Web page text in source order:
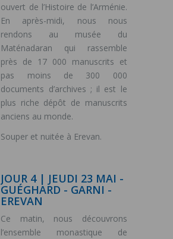
ouvert de l’Histoire de l’Arménie.
En après-midi, nous nous
rendons au musée du
Maténadaran qui rassemble
près de 17 000 manuscrits et
pas moins de 300 000
documents d’archives ; il est le
plus riche dépôt de manuscrits
anciens au monde.
Souper et nuitée à Erevan.
JOUR 4 | JEUDI 23 MAI -
GUÉGHARD - GARNI -
EREVAN
Ce matin, nous découvrons
l’ensemble monastique de